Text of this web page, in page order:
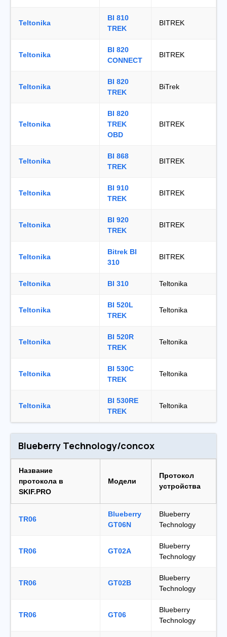
Teltonika
BI 810
TREK
BITREK
Teltonika
BI 820
CONNECT
BITREK
Teltonika
BI 820
TREK
BiTrek
Teltonika
BI 820
TREK
OBD
BITREK
Teltonika
BI 868
TREK
BITREK
Teltonika
BI 910
TREK
BITREK
Teltonika
BI 920
TREK
BITREK
Teltonika
Bitrek BI
310
BITREK
Teltonika BI 310 Teltonika
Teltonika
BI 520L
TREK
Teltonika
Teltonika
BI 520R
TREK
Teltonika
Teltonika
BI 530C
TREK
Teltonika
Teltonika
BI 530RE
TREK
Teltonika
Blueberry Technology/concox
Название
протокола в
SKIF.PRO
Модели
Протокол
устройства
TR06
Blueberry
GT06N
Blueberry
Technology
TR06 GT02A
Blueberry
Technology
TR06 GT02B
Blueberry
Technology
TR06 GT06
Blueberry
Technology